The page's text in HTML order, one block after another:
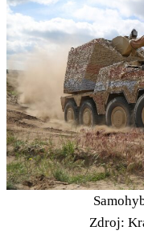
Zdroj: